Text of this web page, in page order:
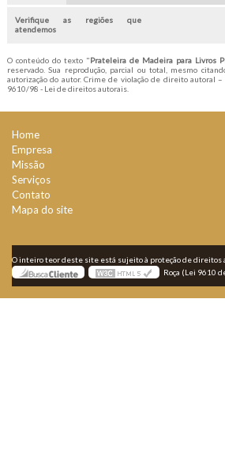
Verifique as regiões que
atendemos
O conteúdo do texto "Prateleira de Madeira para Livros
reservado. Sua reprodução, parcial ou total, mesmo
autorização do autor. Crime de violação de direito autoral
9610/98 - Lei de direitos autorais.
Home
Empresa
Missão
Serviços
Contato
Mapa do site
O inteiro teor deste site está sujeito à proteção de direitos
Roça (Lei 9610